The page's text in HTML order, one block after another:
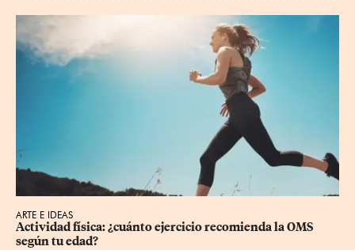
ARTE E IDEAS
Actividad física: ¿cuánto ejercicio recomienda la OMS
según tu edad?